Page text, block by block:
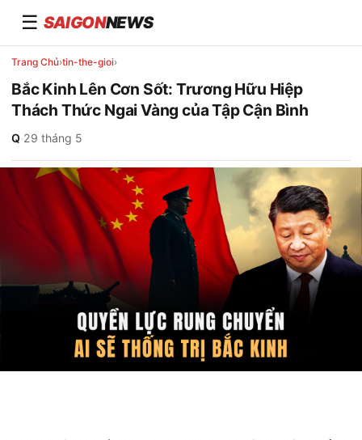
☰ SAIGONNEWS
Trang Chủ›tin-the-gioi›
Bắc Kinh Lên Cơn Sốt: Trương Hữu Hiệp
Thách Thức Ngai Vàng của Tập Cận Bình
Q·29 tháng 5